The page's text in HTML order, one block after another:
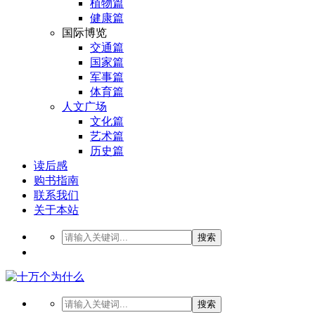
植物篇
健康篇
国际博览
交通篇
国家篇
军事篇
体育篇
人文广场
文化篇
艺术篇
历史篇
读后感
购书指南
联系我们
关于本站
搜索
搜索